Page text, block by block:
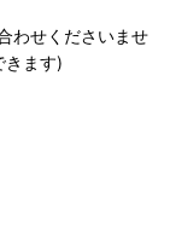
わせくださいませ
ます)